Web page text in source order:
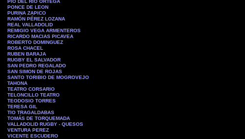
PIO DEL RIO ORTEGA
PONCE DE LEON
PURINA ZAPICO
RAMÓN PÉREZ LOZANA
REAL VALLADOLID
REMIGIO VEGA ARMENTEROS
RICARDO MACIAS PICAVEA
ROBERTO DOMINGUEZ
ROSA CHACEL
RUBEN BARAJA
RUGBY EL SALVADOR
SAN PEDRO REGALADO
SAN SIMON DE ROJAS
SANTO TORIBIO DE MOGROVEJO
TAHONA
TEATRO CORSARIO
TELONCILLO TEATRO
TEODOSIO TORRES
TERESA GIL
TIO TRAGALDABAS
TOMÁS DE TORQUEMADA
VALLADOLID RUGBY - QUESOS
VENTURA PEREZ
VICENTE ESCUDERO